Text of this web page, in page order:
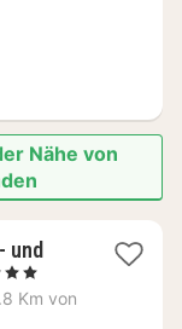
Nähe von
und
Km von